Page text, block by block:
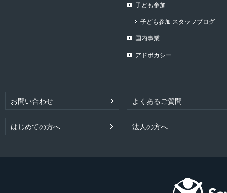
子ども参加
子ども参加 スタッフブログ
国内事業
アドボカシー
お問い合わせ よくあるご質問
はじめての方へ 法人の方へ